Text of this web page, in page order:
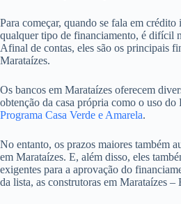
Para começar, quando se fala em
qualquer tipo de financiamento, é difícil
Afinal de contas, eles são os principais
Marataízes.
Os bancos em Marataízes oferecem
obtenção da casa própria como o uso
Programa Casa Verde e Amarela.
No entanto, os prazos maiores também
em Marataízes. E, além disso, eles
exigentes para a aprovação do
da lista, as construtoras em Marataízes –